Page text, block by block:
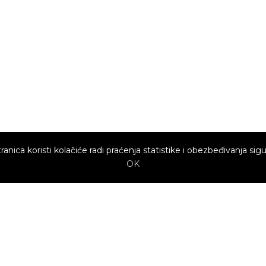
koristi kolačiće radi praćenja statistike i obezbeđivanja
OK